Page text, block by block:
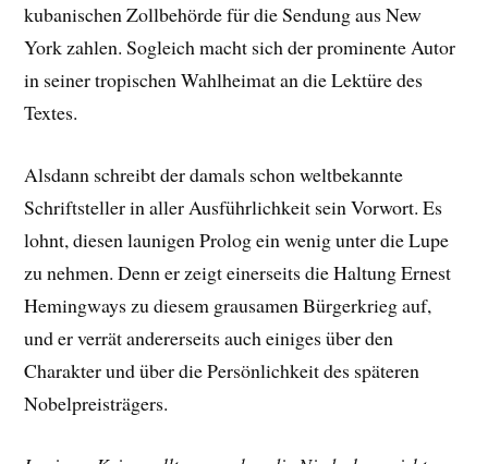
kubanischen Zollbehörde für die Sendung aus New
York zahlen. Sogleich macht sich der prominente Autor
in seiner tropischen Wahlheimat an die Lektüre des
Textes.
Alsdann schreibt der damals schon weltbekannte
Schriftsteller in aller Ausführlichkeit sein Vorwort. Es
lohnt, diesen launigen Prolog ein wenig unter die Lupe
zu nehmen. Denn er zeigt einerseits die Haltung Ernest
Hemingways zu diesem grausamen Bürgerkrieg auf,
und er verrät andererseits auch einiges über den
Charakter und über die Persönlichkeit des späteren
Nobelpreisträgers.